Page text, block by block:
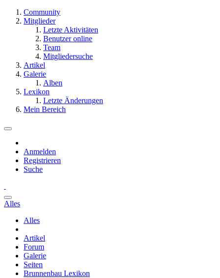
Community
Mitglieder
Letzte Aktivitäten
Benutzer online
Team
Mitgliedersuche
Artikel
Galerie
Alben
Lexikon
Letzte Änderungen
Mein Bereich
Anmelden
Registrieren
Suche
Alles
Alles
Artikel
Forum
Galerie
Seiten
Brunnenbau Lexikon